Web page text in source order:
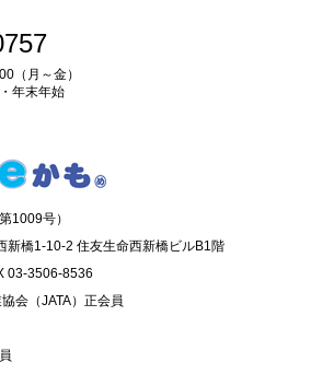
（月～金）
年末年始
1009号）
新橋1-10-2 住友生命西新橋ビルB1階
03-3506-8536
会（JATA）正会員